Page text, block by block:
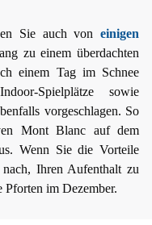
Sie auch von einigen
zu einem überdachten
einem Tag im Schnee
Spielplätze sowie
vorgeschlagen. So
Mont Blanc auf dem
Wenn Sie die Vorteile
Ihren Aufenthalt zu
im Dezember.